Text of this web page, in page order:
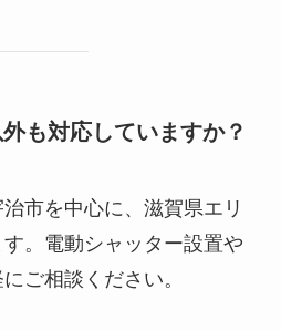
も対応していますか？
市を中心に、滋賀県エリ
。電動シャッター設置や
ご相談ください。